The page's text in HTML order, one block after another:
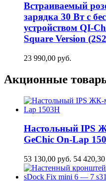
Встраиваемый
зарядка 30 Вт c
устройством QI-
Square Version
23 990,00 руб.
Акционные
Настольный IPS
GeСhic On-Lap
53 130,00 руб. 54 420,30